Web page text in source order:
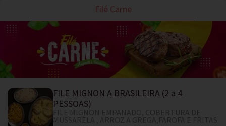
Filé Carne
FILE MIGNON A BRASILEIRA (2 a 4
PESSOAS)